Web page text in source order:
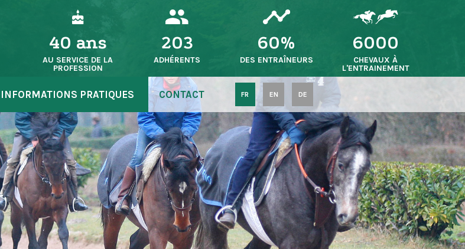
40 ans
AU SERVICE DE LA
PROFESSION
203
ADHÉRENTS
60%
DES ENTRAÎNEURS
6000
CHEVAUX À
L'ENTRAINEMENT
INFORMATIONS PRATIQUES CONTACT FR EN DE